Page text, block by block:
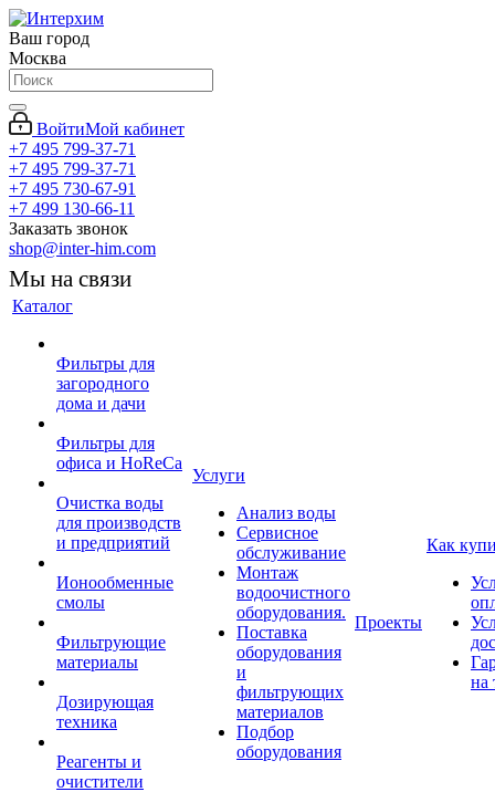
Ваш город
Москва
ВойтиМой кабинет
+7 495 799-37-71
+7 495 799-37-71
+7 495 730-67-91
+7 499 130-66-11
Заказать звонок
shop@inter-him.com
Мы на связи
Каталог
Фильтры для
загородного
дома и дачи
Фильтры для
офиса и HoReCa
Очистка воды
для производств
и предприятий
Ионообменные
смолы
Фильтрующие
материалы
Дозирующая
техника
Реагенты и
очистители
Услуги
Анализ воды
Сервисное
обслуживание
Монтаж
водоочистного
оборудования.
Поставка
оборудования
и
фильтрующих
материалов
Подбор
оборудования
Проекты
Как
на